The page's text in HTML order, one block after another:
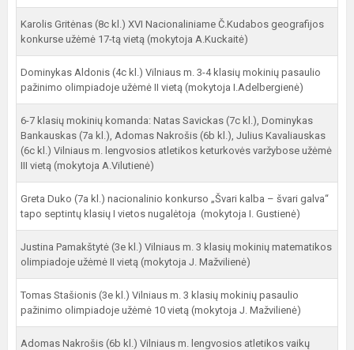
Karolis Gritėnas (8c kl.) XVI Nacionaliniame Č.Kudabos geografijos
konkurse užėmė 17-tą vietą (mokytoja A.Kuckaitė)
Dominykas Aldonis (4c kl.) Vilniaus m. 3-4 klasių mokinių pasaulio
pažinimo olimpiadoje užėmė II vietą (mokytoja I.Adelbergienė)
6-7 klasių mokinių komanda: Natas Savickas (7c kl.), Dominykas
Bankauskas (7a kl.), Adomas Nakrošis (6b kl.), Julius Kavaliauskas
(6c kl.) Vilniaus m. lengvosios atletikos keturkovės varžybose užėmė
III vietą (mokytoja A.Vilutienė)
Greta Duko (7a kl.) nacionalinio konkurso „Švari kalba – švari galva“
tapo septintų klasių I vietos nugalėtoja (mokytoja I. Gustienė)
Justina Pamakštytė (3e kl.) Vilniaus m. 3 klasių mokinių matematikos
olimpiadoje užėmė II vietą (mokytoja J. Mažvilienė)
Tomas Stašionis (3e kl.) Vilniaus m. 3 klasių mokinių pasaulio
pažinimo olimpiadoje užėmė 10 vietą (mokytoja J. Mažvilienė)
Adomas Nakrošis (6b kl.) Vilniaus m. lengvosios atletikos vaikų